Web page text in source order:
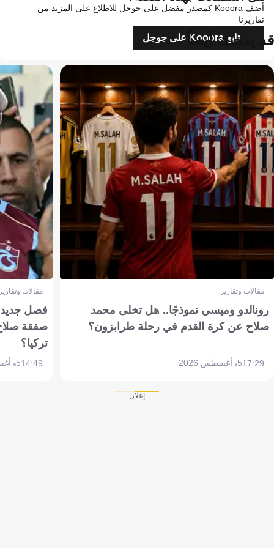
أضف Kooora كمصدر مفضل على جوجل للاطلاع على المزيد من
تقاريرنا
تابع Kooora على جوجل
قد يعجبك أيضاً
مقالات وتقارير
رونالدو وميسي نموذجًا.. هل تخلى محمد
صلاح عن كرة القدم في رحلة طرابزون؟
17:295 أغسطس 2026
مقالات
فصل جديد
صفقة
تركيا؟
14:495 أغسطس 2026
إعلان